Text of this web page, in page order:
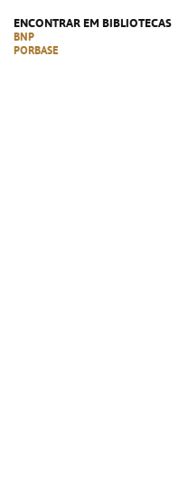
ENCONTRAR EM BIBLIOTECAS
BNP
PORBASE